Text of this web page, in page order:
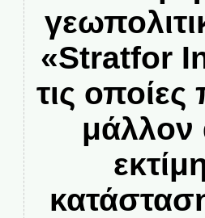
«Stratfor
τις οποίες
μάλλον